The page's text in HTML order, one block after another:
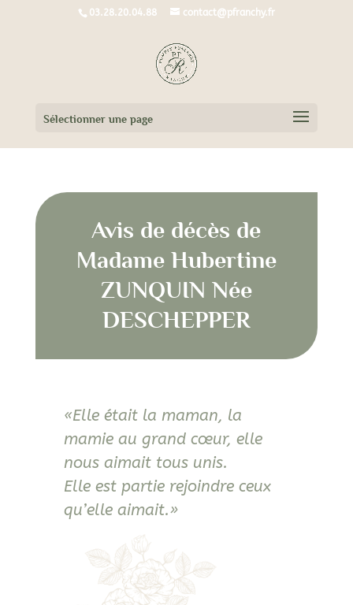
03.28.20.04.88 contact@pfranchy.fr
Sélectionner une page
Avis de décès de
Madame Hubertine
ZUNQUIN Née
DESCHEPPER
«Elle était la maman, la
mamie au grand cœur, elle
nous aimait tous unis.
Elle est partie rejoindre ceux
qu’elle aimait.»